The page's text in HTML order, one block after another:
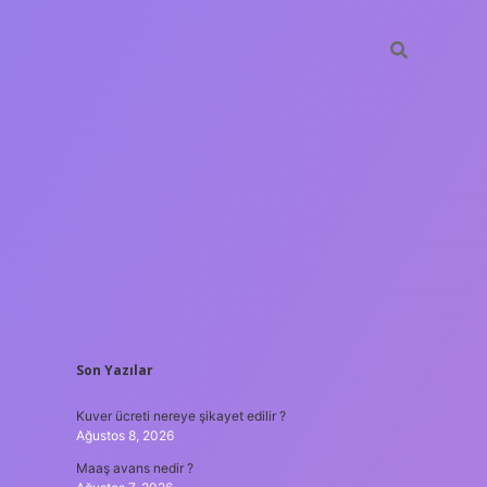
SIDEBAR
Son Yazılar
Kuver ücreti nereye şikayet edilir ?
Ağustos 8, 2026
Maaş avans nedir ?